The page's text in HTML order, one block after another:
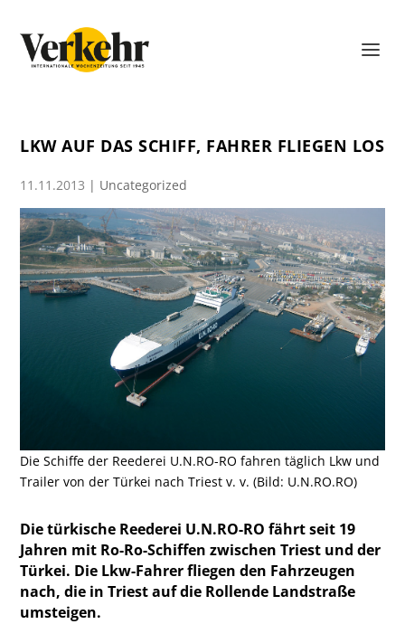
LKW AUF DAS SCHIFF, FAHRER FLIEGEN LOS
11.11.2013 | Uncategorized
Die Schiffe der Reederei U.N.RO-RO fahren täglich Lkw und
Trailer von der Türkei nach Triest v. v. (Bild: U.N.RO.RO)
Die türkische Reederei U.N.RO-RO fährt seit 19
Jahren mit Ro-Ro-Schiffen zwischen Triest und der
Türkei. Die Lkw-Fahrer fliegen den Fahrzeugen
nach, die in Triest auf die Rollende Landstraße
umsteigen.